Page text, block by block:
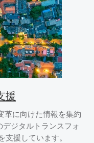
援
革に向けた情報を集約
ジタルトランスフォ
援しています。